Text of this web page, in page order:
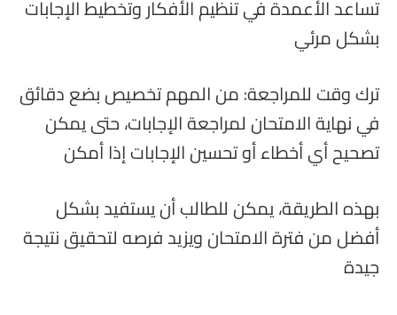
تساعد الأعمدة في تنظيم الأفكار وتخطيط الإجابات
بشكل مرئي
ترك وقت للمراجعة: من المهم تخصيص بضع دقائق
في نهاية الامتحان لمراجعة الإجابات، حتى يمكن
تصحيح أي أخطاء أو تحسين الإجابات إذا أمكن
بهذه الطريقة، يمكن للطالب أن يستفيد بشكل
أفضل من فترة الامتحان ويزيد فرصه لتحقيق نتيجة
جيدة